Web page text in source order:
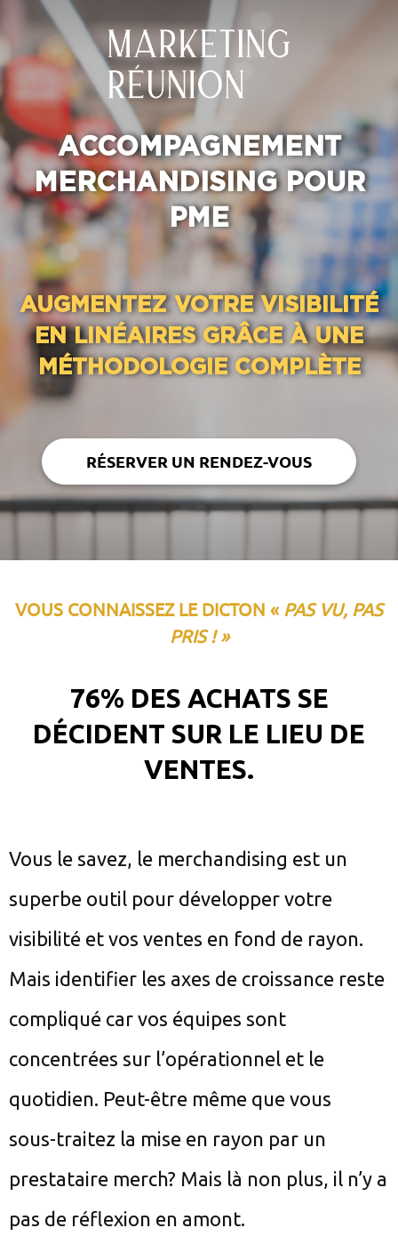
ACCOMPAGNEMENT
MERCHANDISING POUR
PME
AUGMENTEZ VOTRE VISIBILITÉ
EN LINÉAIRES GRÂCE À UNE
MÉTHODOLOGIE COMPLÈTE
RÉSERVER UN RENDEZ-VOUS
VOUS CONNAISSEZ LE DICTON « PAS VU, PAS
PRIS ! »
76% DES ACHATS SE
DÉCIDENT SUR LE LIEU DE
VENTES.
Vous le savez, le merchandising est un
superbe outil pour développer votre
visibilité et vos ventes en fond de rayon.
Mais identifier les axes de croissance reste
compliqué car vos équipes sont
concentrées sur l’opérationnel et le
quotidien. Peut-être même que vous
sous-traitez la mise en rayon par un
prestataire merch? Mais là non plus, il n’y a
pas de réflexion en amont.